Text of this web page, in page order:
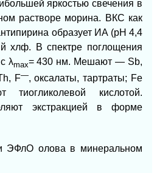
яркостью свечения в
растворе морина. ВКС как
образует ИА (рН 4,4
хлф. В спектре поглощения
λmах= 430 нм. Мешают — Sb,
F—, оксалаты, тартраты; Fe
тиогликолевой кислотой.
экстракцией в форме
ЭФлО олова в минеральном